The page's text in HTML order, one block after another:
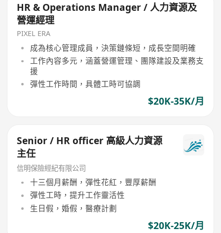
HR & Operations Manager / 人力資源及
營運經理
PIXEL ERA
成為核心管理成員，決策鏈條短，成長空間明確
工作內容多元，涵蓋營運管理、團隊建設及業務支
援
彈性工作時間，具體工時可協調
$20K-35K/月
Senior / HR officer 高級人力資源
主任
信明保險經紀有限公司
十三個月薪酬，彈性花紅，豐厚薪酬
彈性工時，提升工作靈活性
生日假，婚假，醫療計劃
$20K-25K/月